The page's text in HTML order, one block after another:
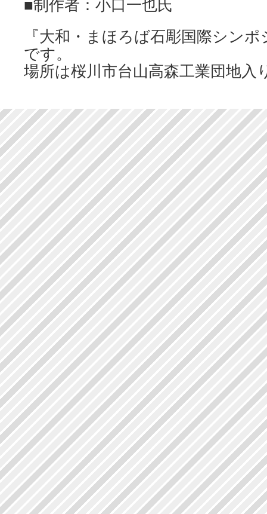
■制作者：小口一也氏
『大和・まほろば石彫国際シン
です。
場所は桜川市台山高森工業団地入